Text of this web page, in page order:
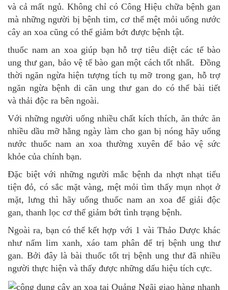
và cả mất ngủ. Không chỉ có Công Hiệu chữa bệnh gan
mà những người bị bệnh tim, cơ thể mệt mỏi uống nước
cây an xoa cũng có thể giảm bớt được bệnh tật.
thuốc nam an xoa giúp bạn hỗ trợ tiêu diệt các tế bào
ung thư gan, bảo vệ tế bào gan một cách tốt nhất. Đồng
thời ngăn ngừa hiện tượng tích tụ mỡ trong gan, hỗ trợ
ngăn ngừa bệnh di căn ung thư gan do có thể bài tiết
và thải độc ra bên ngoài.
Với những người uống nhiều chất kích thích, ăn thức ăn
nhiều dầu mỡ hằng ngày làm cho gan bị nóng hãy uống
nước thuốc nam an xoa thường xuyên để bảo vệ sức
khỏe của chính bạn.
Đặc biệt với những người mắc bệnh da nhợt nhạt tiểu
tiện đỏ, có sắc mặt vàng, mệt mỏi tìm thấy mụn nhọt ở
mặt, lưng thì hãy uống thuốc nam an xoa để giải độc
gan, thanh lọc cơ thể giảm bớt tình trạng bệnh.
Ngoài ra, bạn có thể kết hợp với 1 vài Thảo Dược khác
như nấm lim xanh, xáo tam phân để trị bệnh ung thư
gan. Bởi đây là bài thuốc tốt trị bệnh ung thư đã nhiều
người thực hiện và thấy được những dấu hiệu tích cực.